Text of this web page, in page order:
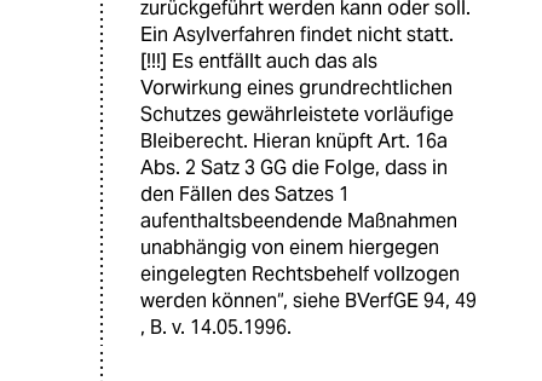
zurückgeführt werden kann oder soll.
Ein Asylverfahren findet nicht statt.
[!!!] Es entfällt auch das als
Vorwirkung eines grundrechtlichen
Schutzes gewährleistete vorläufige
Bleiberecht. Hieran knüpft Art. 16a
Abs. 2 Satz 3 GG die Folge, dass in
den Fällen des Satzes 1
aufenthaltsbeendende Maßnahmen
unabhängig von einem hiergegen
eingelegten Rechtsbehelf vollzogen
werden können“, siehe BVerfGE 94, 49
, B. v. 14.05.1996.